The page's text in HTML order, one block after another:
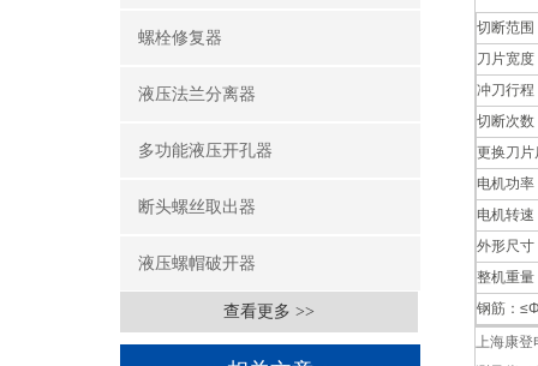
螺栓修复器
液压法兰分离器
多功能液压开孔器
断头螺丝取出器
液压螺帽破开器
查看更多 >>
切断范围
刀片宽度
冲刀行程
切断次数
更换刀片
电机功率
电机转速
外形尺寸
整机重量
钢筋：
上海康登